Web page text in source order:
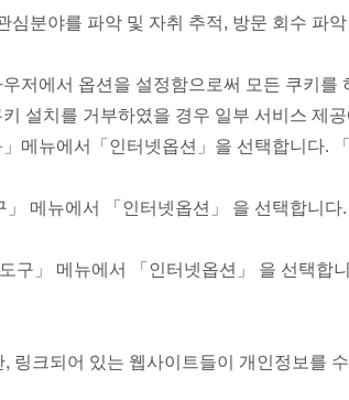
분야를 파악 및 자취 추적, 방문 회수 파
저에서 옵션을 설정함으로써 모든 쿠키를
설치를 거부하였을 경우 일부 서비스 제
메뉴에서「인터넷옵션」을 선택합니다.
메뉴에서 「인터넷옵션」 을 선택합니다.
구」 메뉴에서 「인터넷옵션」 을 선택합
크되어 있는 웹사이트들이 개인정보를